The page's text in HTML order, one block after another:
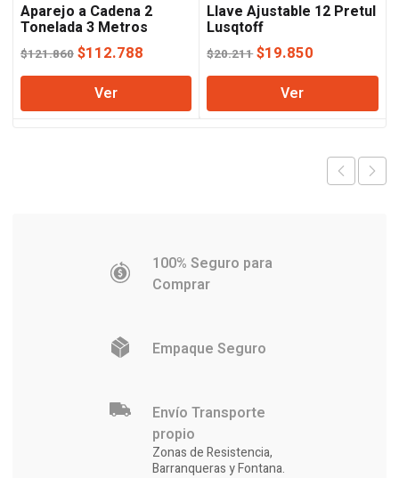
Aparejo a Cadena 2
Tonelada 3 Metros
Lusqtoff
$121.860 El
precio
original
era:
$112.788
precio
es:
Ver
Llave Ajustable 12 Pretul
Lusqtoff
$20.211El
precio
original
era:
$19.850
precio
es:
Ver
100% Seguro para
Comprar
Empaque Seguro
Envío Transporte
propio
Zonas de Resistencia,
Barranqueras y Fontana.